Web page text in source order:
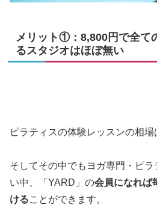
メリット①：8,800円で全て
るスタジオはほぼ無い
ピラティスの体験レッスンの相場
そしてその中でもヨガ専門・ピ
い中、「YARD」の会員になれば
けることができます。